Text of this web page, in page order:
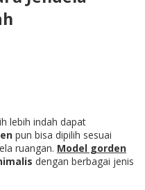
lebih indah dapat
pun bisa dipilih sesuai
ruangan. Model gorden
dengan berbagai jenis